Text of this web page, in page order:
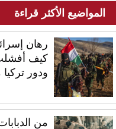
المواضيع الأكثر قراءة
رهان
كيف
ودور
من